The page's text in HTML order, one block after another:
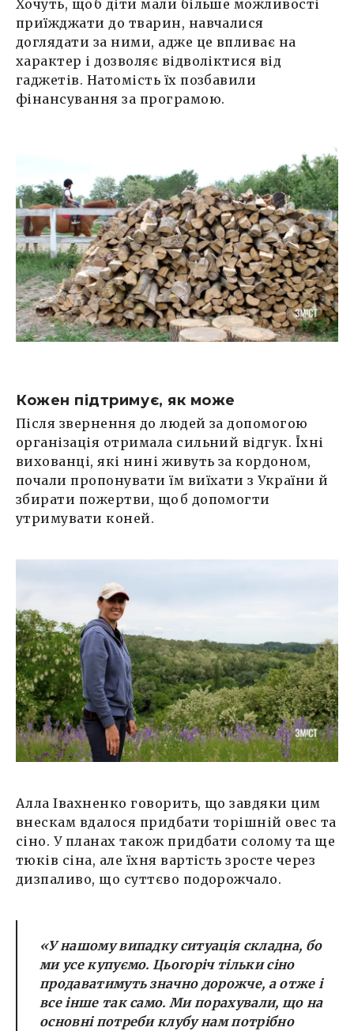
Хочуть, щоб діти мали більше можливості
приїжджати до тварин, навчалися
доглядати за ними, адже це впливає на
характер і дозволяє відволіктися від
гаджетів. Натомість їх позбавили
фінансування за програмою.
Кожен підтримує, як може
Після звернення до людей за допомогою
організація отримала сильний відгук. Їхні
вихованці, які нині живуть за кордоном,
почали пропонувати їм виїхати з України й
збирати пожертви, щоб допомогти
утримувати коней.
Алла Івахненко говорить, що завдяки цим
внескам вдалося придбати торішній овес та
сіно. У планах також придбати солому та ще
тюків сіна, але їхня вартість зросте через
дизпаливо, що суттєво подорожчало.
«У нашому випадку ситуація складна, бо
ми усе купуємо. Цьогоріч тільки сіно
продаватимуть значно дорожче, а отже і
все інше так само. Ми порахували, що на
основні потреби клубу нам потрібно